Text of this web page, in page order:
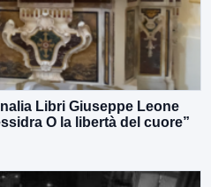
Libri Giuseppe Leone
O la libertà del cuore”